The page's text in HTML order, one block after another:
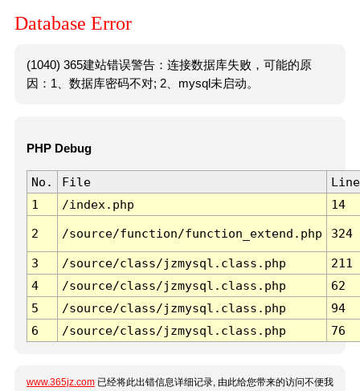
Database Error
(1040) 365建站错误警告：连接数据库失败，可能的原
因：1、数据库密码不对; 2、mysql未启动。
PHP Debug
No. File
Line
1
/index.php 14
2 /source/function/function_extend.php 324
3 /source/class/jzmysql.class.php
211
4
/source/class/jzmysql.class.php
62
5
/source/class/jzmysql.class.php
94
6
/source/class/jzmysql.class.php 76
www.365jz.com 已经将此出错信息详细记录, 由此给您带来的访问不便我